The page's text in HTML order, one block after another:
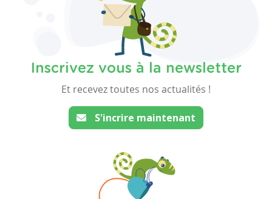
Inscrivez vous à la newsletter
Et recevez toutes nos actualités !
S'incrire maintenant